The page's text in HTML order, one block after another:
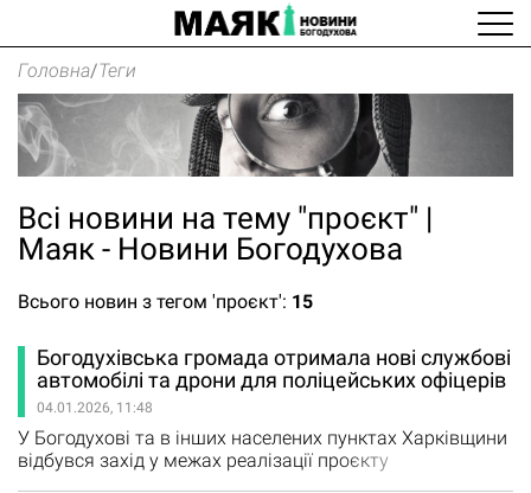
Головна/Теги
Всі новини на тему "проєкт" |
Маяк - Новини Богодухова
Всього новин з тегом 'проєкт': 15
Богодухівська громада отримала нові службові
автомобілі та дрони для поліцейських офіцерів
04.01.2026, 11:48
У Богодухові та в інших населених пунктах Харківщини
відбувся захід у межах реалізації проєкту